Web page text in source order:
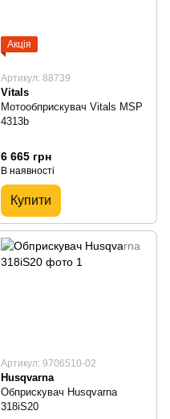
Акція
Артикул: 88739
Vitals
Мотообприскувач Vitals MSP
4313b
6 665 грн
В наявності
Купити
Артикул: 9706510-02
Husqvarna
Обприскувач Husqvarna
318iS20